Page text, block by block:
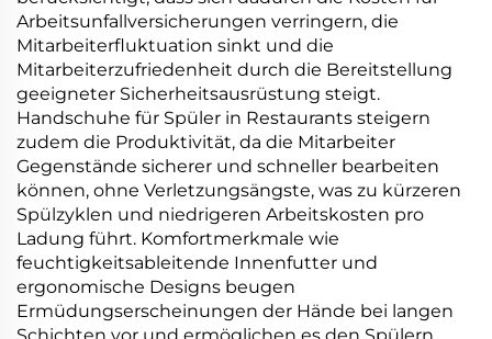
Arbeitsunfallversicherungen verringern, die
Mitarbeiterfluktuation sinkt und die
Mitarbeiterzufriedenheit durch die Bereitstellung
geeigneter Sicherheitsausrüstung steigt.
Handschuhe für Spüler in Restaurants steigern
zudem die Produktivität, da die Mitarbeiter
Gegenstände sicherer und schneller bearbeiten
können, ohne Verletzungsängste, was zu kürzeren
Spülzyklen und niedrigeren Arbeitskosten pro
Ladung führt. Komfortmerkmale wie
feuchtigkeitsableitende Innenfutter und
ergonomische Designs beugen
Ermüdungserscheinungen der Hände bei langen